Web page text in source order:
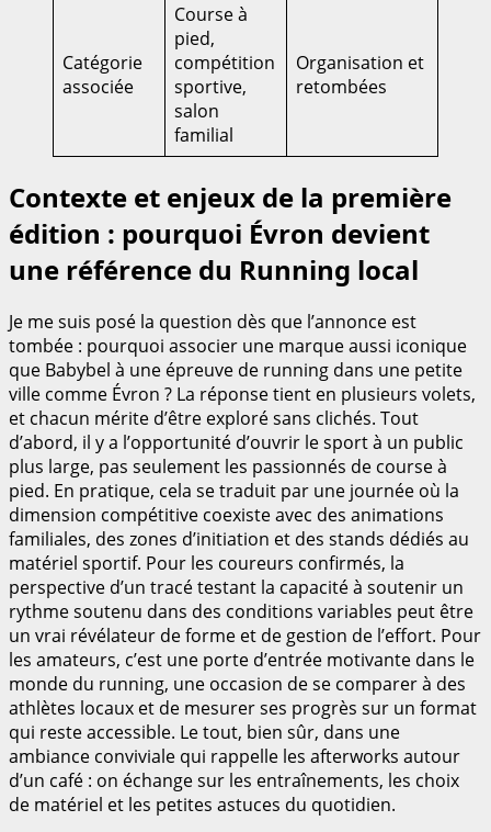
Catégorie
associée
Course à
pied,
compétition
sportive,
salon
familial
Organisation et
retombées
Contexte et enjeux de la première
édition : pourquoi Évron devient
une référence du Running local
Je me suis posé la question dès que l’annonce est
tombée : pourquoi associer une marque aussi iconique
que Babybel à une épreuve de running dans une petite
ville comme Évron ? La réponse tient en plusieurs volets,
et chacun mérite d’être exploré sans clichés. Tout
d’abord, il y a l’opportunité d’ouvrir le sport à un public
plus large, pas seulement les passionnés de course à
pied. En pratique, cela se traduit par une journée où la
dimension compétitive coexiste avec des animations
familiales, des zones d’initiation et des stands dédiés au
matériel sportif. Pour les coureurs confirmés, la
perspective d’un tracé testant la capacité à soutenir un
rythme soutenu dans des conditions variables peut être
un vrai révélateur de forme et de gestion de l’effort. Pour
les amateurs, c’est une porte d’entrée motivante dans le
monde du running, une occasion de se comparer à des
athlètes locaux et de mesurer ses progrès sur un format
qui reste accessible. Le tout, bien sûr, dans une
ambiance conviviale qui rappelle les afterworks autour
d’un café : on échange sur les entraînements, les choix
de matériel et les petites astuces du quotidien.